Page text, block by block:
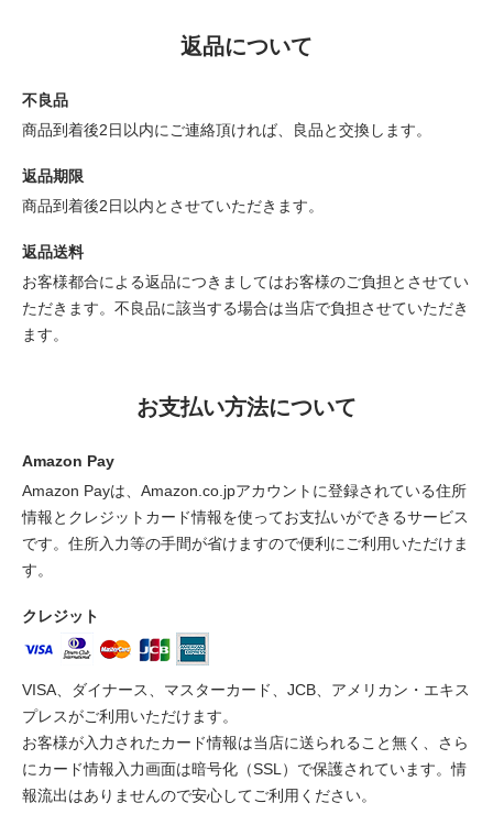
返品について
不良品
商品到着後2日以内にご連絡頂ければ、良品と交換します。
返品期限
商品到着後2日以内とさせていただきます。
返品送料
お客様都合による返品につきましてはお客様のご負担とさせてい
ただきます。不良品に該当する場合は当店で負担させていただき
ます。
お支払い方法について
Amazon Pay
Amazon Payは、Amazon.co.jpアカウントに登録されている住所
情報とクレジットカード情報を使ってお支払いができるサービス
です。住所入力等の手間が省けますので便利にご利用いただけま
す。
クレジット
VISA、ダイナース、マスターカード、JCB、アメリカン・エキス
プレスがご利用いただけます。
お客様が入力されたカード情報は当店に送られること無く、さら
にカード情報入力画面は暗号化（SSL）で保護されています。情
報流出はありませんので安心してご利用ください。